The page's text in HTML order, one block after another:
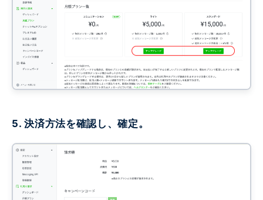
5. 決済方法を確認し、確定。